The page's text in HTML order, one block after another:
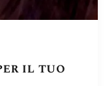
il tuo